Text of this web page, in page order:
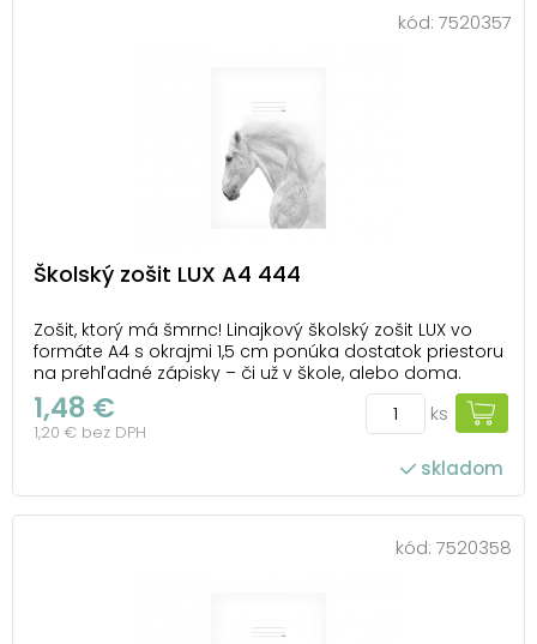
kód: 7520357
Školský zošit LUX A4 444
Zošit, ktorý má šmrnc! Linajkový školský zošit LUX vo
formáte A4 s okrajmi 1,5 cm ponúka dostatok priestoru
na prehľadné zápisky – či už v škole, alebo doma.
Nádherný motív bieleho koňa na obálke pôsobí čisto,
štýlovo a zaujme na prvý pohľad. Vďaka celolesklému
laminu odolá zošit každodenné...
1,48 €
1,20 € bez DPH
ks
skladom
kód: 7520358